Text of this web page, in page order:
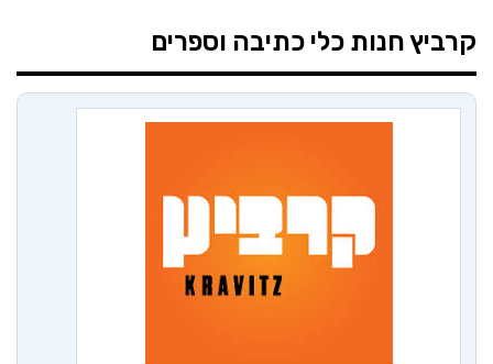
קרביץחנות כלי כתיבה וספרים